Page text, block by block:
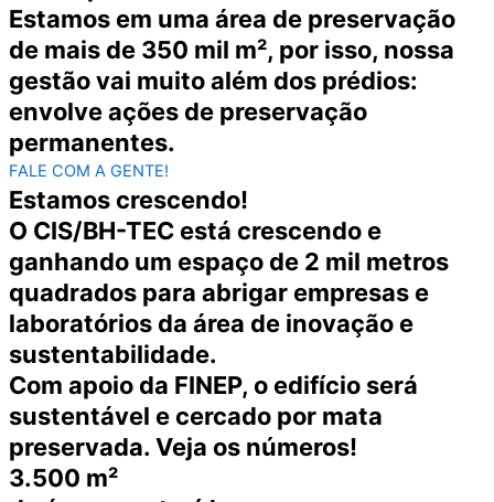
Estamos em uma área de preservação
de mais de 350 mil m², por isso, nossa
gestão vai muito além dos prédios:
envolve ações de preservação
permanentes.
FALE COM A GENTE!
Estamos crescendo!
O CIS/BH-TEC está crescendo e
ganhando um espaço de 2 mil metros
quadrados para abrigar empresas e
laboratórios da área de inovação e
sustentabilidade.
Com apoio da FINEP, o edifício será
sustentável e cercado por mata
preservada. Veja os números!
3.500 m²